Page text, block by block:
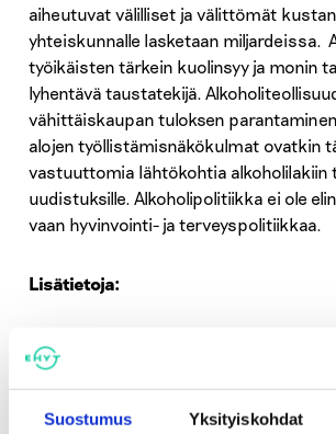
Suostumus Yksityiskohdat
aiheutuvat välilliset ja välittömät
yhteiskunnalle lasketaan miljardeissa.
työikäisten tärkein kuolinsyy ja monin
lyhentävä taustatekijä.
vähittäiskaupan tuloksen
alojen työllistämisnäkökulmat ovatkin
vastuuttomia lähtökohtia alkoholilakiin
uudistuksille. Alkoholipolitiikka ei ole
vaan hyvinvointi- ja terveyspolitiikkaa.
Lisätietoja:
Ehkäisevä päihdetyö EHYT ry,
Aalto-Matturi, puh. 0400 508 234